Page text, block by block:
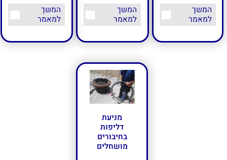
המשך
למאמר
המשך
למאמר
המשך
למאמר
מניעת
דליפות
בחיבורים
מושחלים